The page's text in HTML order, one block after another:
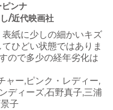
ンナ
/近代映画社
紙に少しの細かいキズ
ひどい状態ではありま
ので多少の経年劣化は
ャー,ピンク・レディー,
ディーズ,石野真子,三浦
子